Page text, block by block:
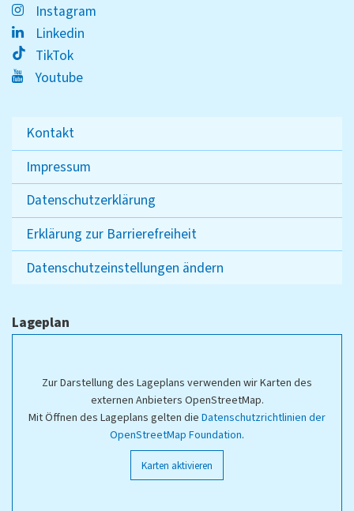
Instagram
Linkedin
TikTok
Youtube
Kontakt
Impressum
Datenschutzerklärung
Erklärung zur Barrierefreiheit
Datenschutzeinstellungen ändern
Lageplan
Zur Darstellung des Lageplans verwenden wir Karten des
externen Anbieters OpenStreetMap.
Mit Öffnen des Lageplans gelten die Datenschutzrichtlinien der
OpenStreetMap Foundation.
Karten aktivieren